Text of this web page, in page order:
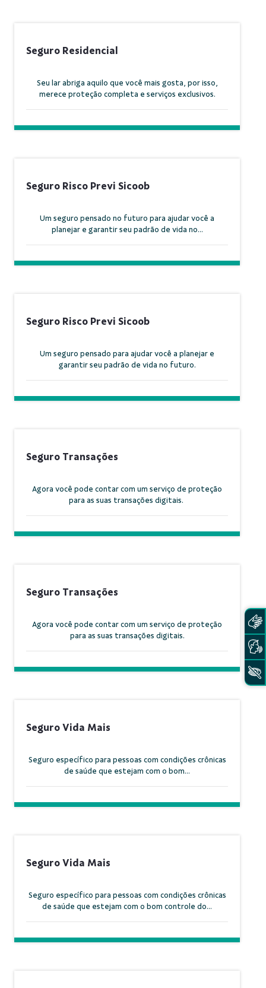
Seguro Residencial
Seu lar abriga aquilo que você mais gosta, por isso,
merece proteção completa e serviços exclusivos.
Seguro Risco Previ Sicoob
Um seguro pensado no futuro para ajudar você a
planejar e garantir seu padrão de vida no...
Seguro Risco Previ Sicoob
Um seguro pensado para ajudar você a planejar e
garantir seu padrão de vida no futuro.
Seguro Transações
Agora você pode contar com um serviço de proteção
para as suas transações digitais.
Seguro Transações
Agora você pode contar com um serviço de proteção
para as suas transações digitais.
Seguro Vida Mais
Seguro específico para pessoas com condições crônicas
de saúde que estejam com o bom...
Seguro Vida Mais
Seguro específico para pessoas com condições crônicas
de saúde que estejam com o bom controle do...